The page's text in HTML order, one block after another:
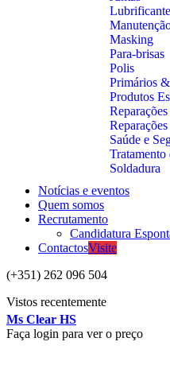
Masking
Para-brisas
Polis
Primários
Produtos
Saúde e
Tratamento
Soldadura
Notícias e eventos
Quem somos
Recrutamento
Candidatura
ContactosVisite
(+351) 262 096 504
Vistos recentemente
Ms Clear HS
Faça login para ver o preço